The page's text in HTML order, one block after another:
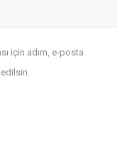
için adım, e-posta